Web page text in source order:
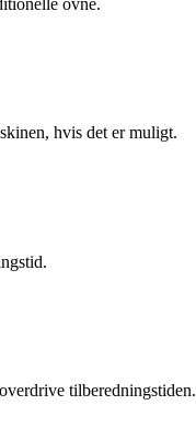
hvis det er muligt.
tilberedningstiden.